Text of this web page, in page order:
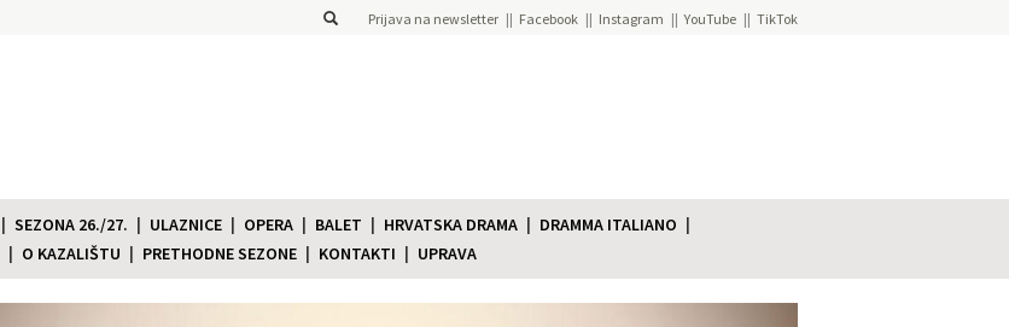
Prijava na newsletter Facebook Instagram YouTube TikTok
SEZONA 26./27. ULAZNICE OPERA BALET HRVATSKA DRAMA
DRAMMA ITALIANO
O KAZALIŠTU PRETHODNE SEZONE KONTAKTI UPRAVA